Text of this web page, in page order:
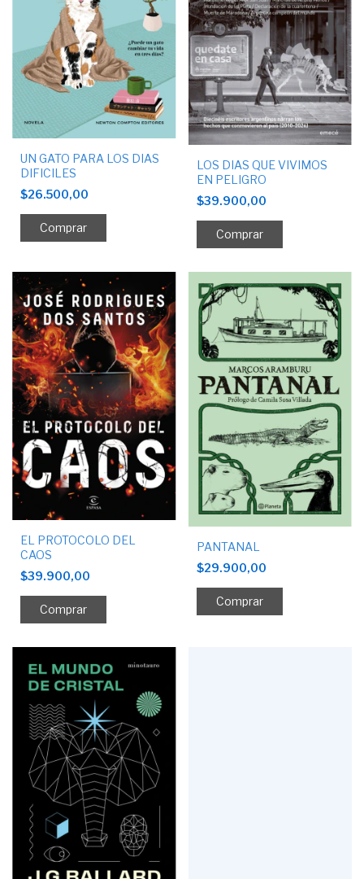
UN GATO PARA LOS DIAS
DIFICILES
$26.500,00
LOS DIAS QUE VIVIMOS
EN PELIGRO
$39.900,00
EL PROTOCOLO DEL
CAOS
$39.900,00
PANTANAL
$29.900,00